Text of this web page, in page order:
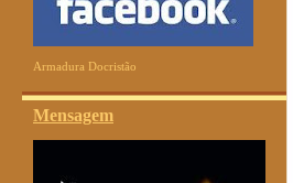
Armadura Docristão
Mensagem